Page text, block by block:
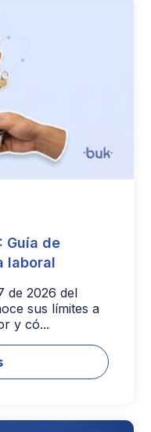
Guía de
laboral
de 2026 del
sus límites a
y có...